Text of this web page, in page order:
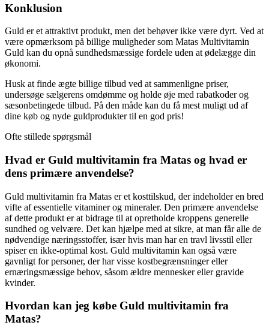
Konklusion
Guld er et attraktivt produkt, men det behøver ikke være dyrt. Ved at
være opmærksom på billige muligheder som Matas Multivitamin
Guld kan du opnå sundhedsmæssige fordele uden at ødelægge din
økonomi.
Husk at finde ægte billige tilbud ved at sammenligne priser,
undersøge sælgerens omdømme og holde øje med rabatkoder og
sæsonbetingede tilbud. På den måde kan du få mest muligt ud af
dine køb og nyde guldprodukter til en god pris!
Ofte stillede spørgsmål
Hvad er Guld multivitamin fra Matas og hvad er
dens primære anvendelse?
Guld multivitamin fra Matas er et kosttilskud, der indeholder en bred
vifte af essentielle vitaminer og mineraler. Den primære anvendelse
af dette produkt er at bidrage til at opretholde kroppens generelle
sundhed og velvære. Det kan hjælpe med at sikre, at man får alle de
nødvendige næringsstoffer, især hvis man har en travl livsstil eller
spiser en ikke-optimal kost. Guld multivitamin kan også være
gavnligt for personer, der har visse kostbegrænsninger eller
ernæringsmæssige behov, såsom ældre mennesker eller gravide
kvinder.
Hvordan kan jeg købe Guld multivitamin fra
Matas?